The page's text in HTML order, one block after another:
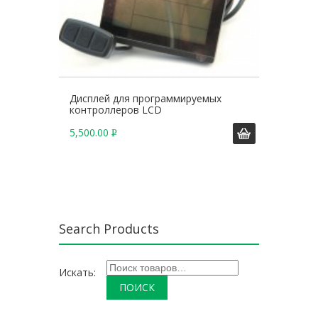
Дисплей для программируемых
контроллеров LCD
5,500.00 Р
Search Products
Искать: